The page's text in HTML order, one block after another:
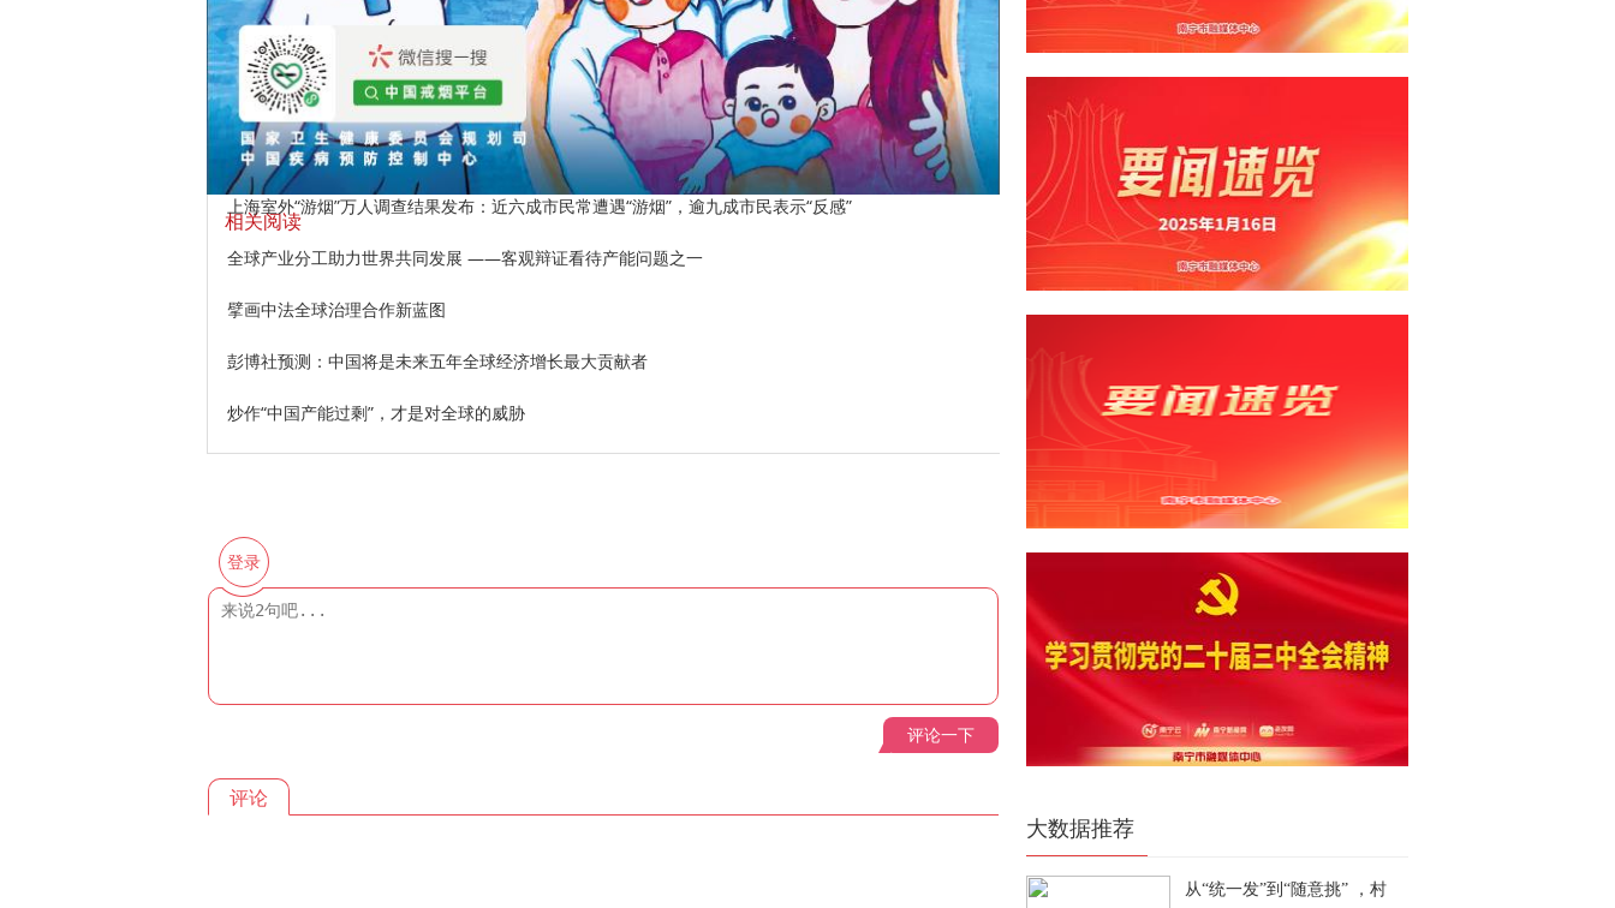
相关阅读
上海室外“游烟”万人调查结果发布：近六成市民常遭遇“游烟”，逾九成市民表示“反感”
全球产业分工助力世界共同发展 ——客观辩证看待产能问题之一
擘画中法全球治理合作新蓝图
彭博社预测：中国将是未来五年全球经济增长最大贡献者
炒作“中国产能过剩”，才是对全球的威胁
登录
评论一下
评论
大数据推荐
从“统一发”到“随意挑” ，村